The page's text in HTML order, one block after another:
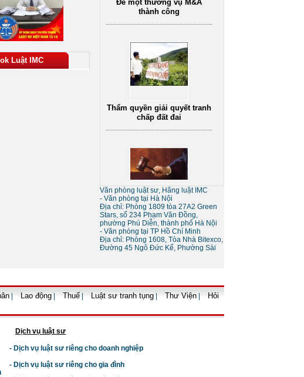
Luật IMC
Thẩm quyền giải quyết tranh
chấp đất đai
Sự khác nhau giữa tố tụng
tòa án và tố tụng bằng trọng
Văn phòng luật sư, Hãng luật IMC
- Văn phòng tại Hà Nội
Địa chỉ: Phòng 1809 tòa 27A2 Green
Stars, số 234 Phạm Văn Đồng,
phường Phú Diễn, thành phố Hà Nội
- Văn phòng tại TP Hồ Chí Minh
Địa chỉ: Phòng 1608, Tòa Nhà Bitexco,
Đường 45 Ngô Đức Kế, Phường Sài
Lao động Thuế Luật sư tranh tụng Thư Viện
Hỏi
Dịch vụ luật sư
- Dịch vụ luật sư riêng cho doanh nghiệp
- Dịch vụ luật sư riêng cho gia đình